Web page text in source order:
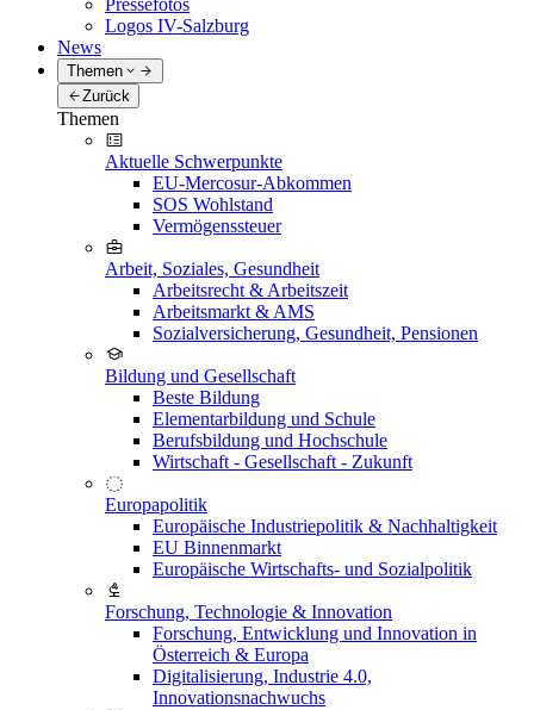
Pressefotos
Logos IV-Salzburg
News
Themen
Zurück
Themen
Aktuelle Schwerpunkte
EU-Mercosur-Abkommen
SOS Wohlstand
Vermögenssteuer
Arbeit, Soziales, Gesundheit
Arbeitsrecht & Arbeitszeit
Arbeitsmarkt & AMS
Sozialversicherung, Gesundheit, Pensionen
Bildung und Gesellschaft
Beste Bildung
Elementarbildung und Schule
Berufsbildung und Hochschule
Wirtschaft - Gesellschaft - Zukunft
Europapolitik
Europäische Industriepolitik & Nachhaltigkeit
EU Binnenmarkt
Europäische Wirtschafts- und Sozialpolitik
Forschung, Technologie & Innovation
Forschung, Entwicklung und Innovation in
Österreich & Europa
Digitalisierung, Industrie 4.0,
Innovationsnachwuchs